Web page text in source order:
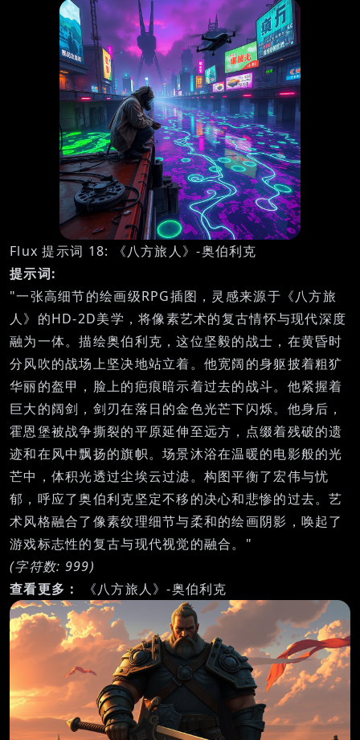
Flux 提示词 18: 《八方旅人》-奥伯利克
提示词:
"一张高细节的绘画级RPG插图，灵感来源于《八方旅
人》的HD-2D美学，将像素艺术的复古情怀与现代深度
融为一体。描绘奥伯利克，这位坚毅的战士，在黄昏时
分风吹的战场上坚决地站立着。他宽阔的身躯披着粗犷
华丽的盔甲，脸上的疤痕暗示着过去的战斗。他紧握着
巨大的阔剑，剑刃在落日的金色光芒下闪烁。他身后，
霍恩堡被战争撕裂的平原延伸至远方，点缀着残破的遗
迹和在风中飘扬的旗帜。场景沐浴在温暖的电影般的光
芒中，体积光透过尘埃云过滤。构图平衡了宏伟与忧
郁，呼应了奥伯利克坚定不移的决心和悲惨的过去。艺
术风格融合了像素纹理细节与柔和的绘画阴影，唤起了
游戏标志性的复古与现代视觉的融合。"
(字符数: 999)
查看更多：
《八方旅人》-奥伯利克